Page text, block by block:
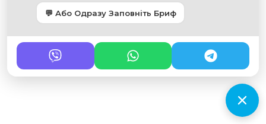
💬 Або Одразу Заповніть Бриф